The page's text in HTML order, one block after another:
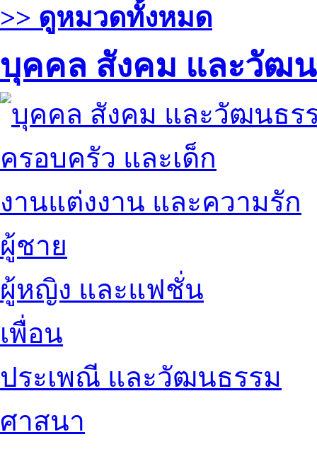
>> ดูหมวดทั้งหมด
บุคคล สังคม และวัฒ
ครอบครัว และเด็ก
งานแต่งงาน และความรัก
ผู้ชาย
ผู้หญิง และแฟชั่น
เพื่อน
ประเพณี และวัฒนธรรม
ศาสนา